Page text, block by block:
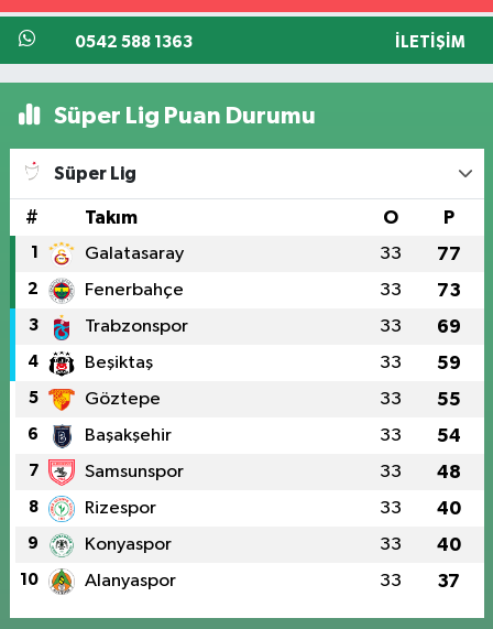
0542 588 1363 İLETIŞIM
Süper Lig Puan Durumu
Süper Lig
# Takım O P
1 Galatasaray 33 77
2 Fenerbahçe 33 73
3 Trabzonspor 33 69
4 Beşiktaş 33 59
5 Göztepe 33 55
6 Başakşehir 33 54
7 Samsunspor 33 48
8 Rizespor 33 40
9 Konyaspor 33 40
10 Alanyaspor 33 37